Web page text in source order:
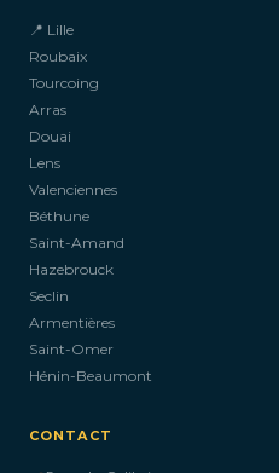
📍 Lille
Roubaix
Tourcoing
Arras
Douai
Lens
Valenciennes
Béthune
Saint-Amand
Hazebrouck
Seclin
Armentières
Saint-Omer
Hénin-Beaumont
CONTACT